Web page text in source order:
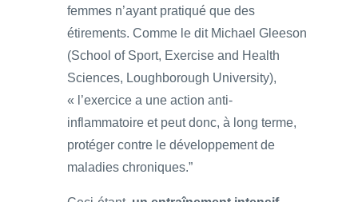
femmes n’ayant pratiqué que des
étirements. Comme le dit Michael Gleeson
(School of Sport, Exercise and Health
Sciences, Loughborough University),
« l’exercice a une action anti-
inflammatoire et peut donc, à long terme,
protéger contre le développement de
maladies chroniques.”